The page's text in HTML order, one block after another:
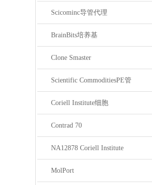
Scicominc导管代理
BrainBits培养基
Clone Smaster
Scientific CommoditiesPE管
Coriell Institute细胞
Contrad 70
NA12878 Coriell Institute
MolPort